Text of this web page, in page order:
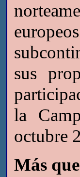
sus
la
octubre
Más